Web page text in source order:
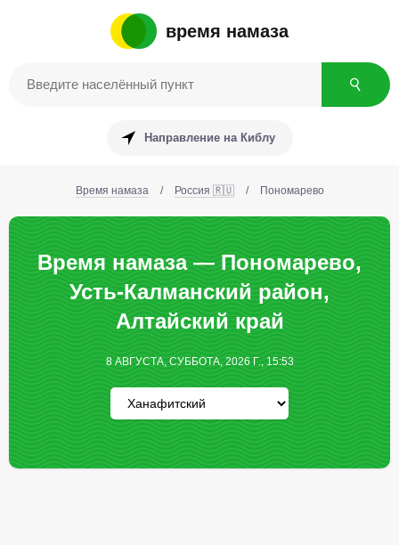
время намаза
Направление на Киблу
Время намаза / Россия 🇷🇺 / Пономарево
Время намаза — Пономарево,
Усть-Калманский район,
Алтайский край
8 АВГУСТА, СУББОТА, 2026 Г., 15:53